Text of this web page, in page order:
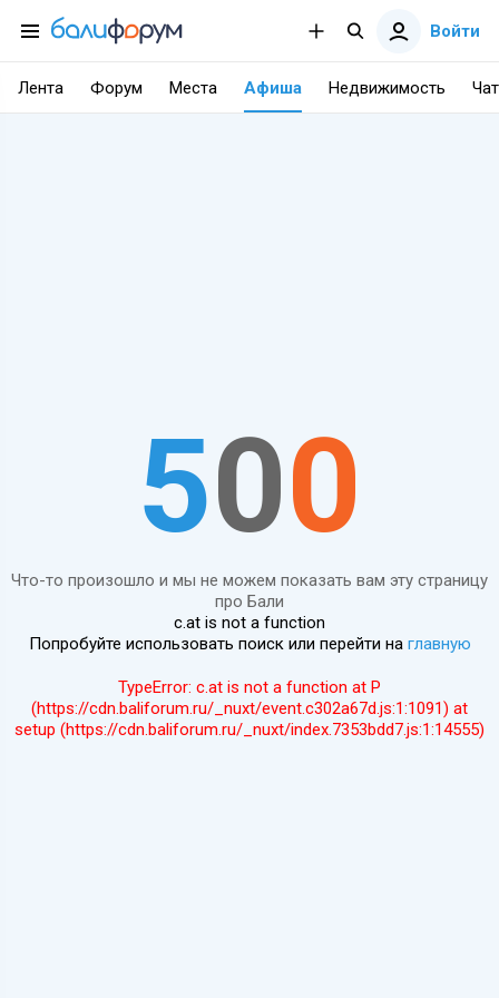
Войти
Лента Форум Места Афиша Недвижимость Чат
500
Что-то произошло и мы не можем показать вам эту страницу
про Бали
c.at is not a function
Попробуйте использовать поиск или перейти на главную
TypeError: c.at is not a function at P
(https://cdn.baliforum.ru/_nuxt/event.c302a67d.js:1:1091) at
setup (https://cdn.baliforum.ru/_nuxt/index.7353bdd7.js:1:14555)